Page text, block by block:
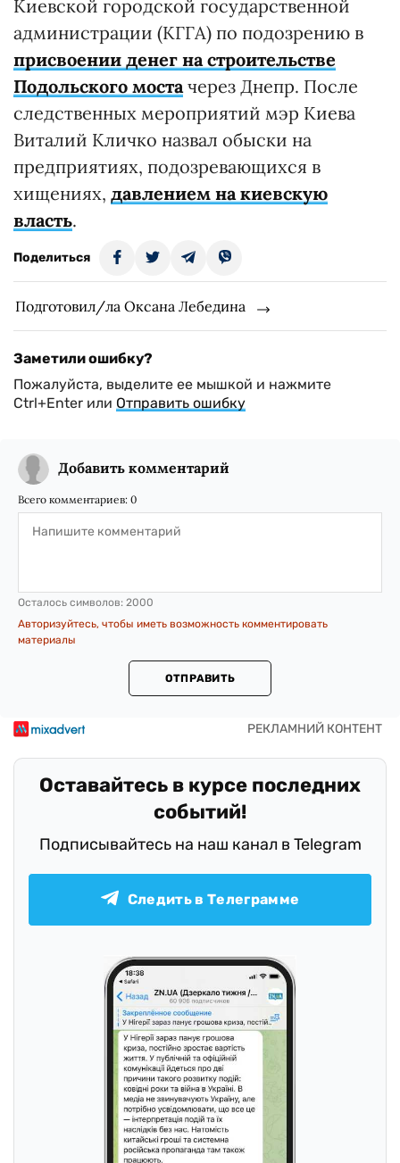
Киевской городской государственной
администрации (КГГА) по подозрению в
присвоении денег на строительстве
Подольского моста через Днепр. После
следственных мероприятий мэр Киева
Виталий Кличко назвал обыски на
предприятиях, подозревающихся в
хищениях, давлением на киевскую
власть.
Поделиться
Подготовил/ла Оксана Лебедина
Заметили ошибку?
Пожалуйста, выделите ее мышкой и нажмите
Ctrl+Enter или Отправить ошибку
Добавить комментарий
Всего комментариев: 0
Осталось символов: 2000
Авторизуйтесь, чтобы иметь возможность комментировать
материалы
ОТПРАВИТЬ
Оставайтесь в курсе последних
событий!
Подписывайтесь на наш канал в Telegram
Следить в Телеграмме